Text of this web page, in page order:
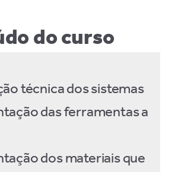
do curso
técnica dos sistemas
das ferramentas a
dos materiais que